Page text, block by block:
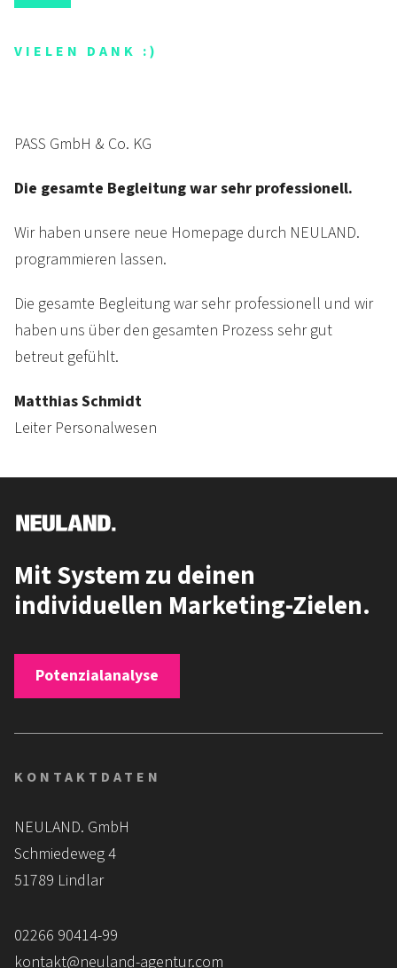
VIELEN DANK :)
PASS GmbH & Co. KG
Die gesamte Begleitung war sehr professionell.
Wir haben unsere neue Homepage durch NEULAND.
programmieren lassen.
Die gesamte Begleitung war sehr professionell und wir
haben uns über den gesamten Prozess sehr gut
betreut gefühlt.
Matthias Schmidt
Leiter Personalwesen
Mit System zu deinen
individuellen Marketing-Zielen.
Potenzialanalyse
KONTAKTDATEN
NEULAND. GmbH
Schmiedeweg 4
51789 Lindlar
02266 90414-99
kontakt@neuland-agentur.com